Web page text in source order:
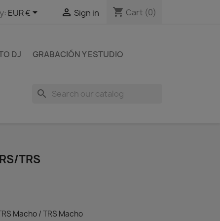
EUR €  Sign in shopping_cart Cart (0)
DJ
GRABACIÓN Y ESTUDIO
search
TRS
Macho / TRS Macho